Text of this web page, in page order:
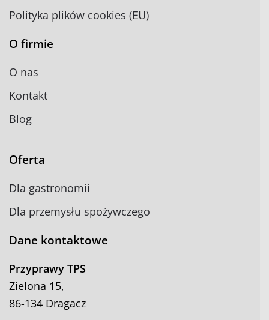
Polityka plików cookies (EU)
O firmie
O nas
Kontakt
Blog
Oferta
Dla gastronomii
Dla przemysłu spożywczego
Dane kontaktowe
Przyprawy TPS
Zielona 15,
86-134 Dragacz